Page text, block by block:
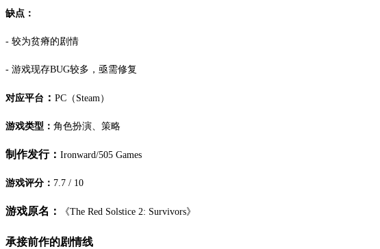
缺点：
- 较为贫瘠的剧情
- 游戏现存BUG较多，亟需修复
对应平台 ： PC（Steam）
游戏类型： 角色扮演、策略
制作发行： Ironward/505 Games
游戏评分： 7.7 / 10
游戏原名： 《The Red Solstice 2: Survivors》
承接前作的剧情线